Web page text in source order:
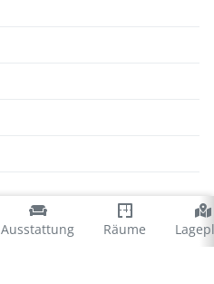
Ausstattung Räume